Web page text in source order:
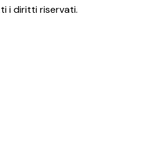
i diritti riservati.